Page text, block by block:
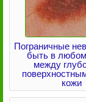
Пограничные
быть в
между
кожи